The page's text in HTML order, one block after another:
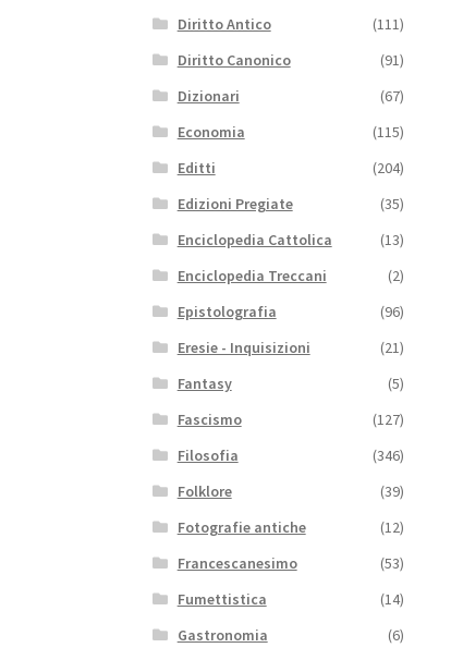
Diritto Antico
(111)
Diritto Canonico
(91)
Dizionari
(67)
Economia
(115)
Editti
(204)
Edizioni Pregiate
(35)
Enciclopedia Cattolica
(13)
Enciclopedia Treccani
(2)
Epistolografia
(96)
Eresie - Inquisizioni
(21)
Fantasy
(5)
Fascismo
(127)
Filosofia
(346)
Folklore
(39)
Fotografie antiche
(12)
Francescanesimo
(53)
Fumettistica
(14)
Gastronomia
(6)